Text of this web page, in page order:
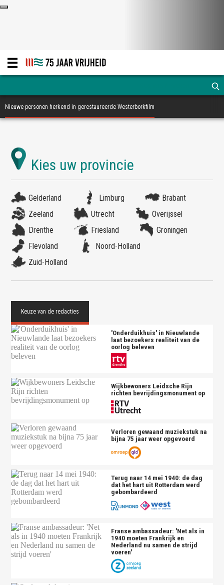
Nieuwe personen herkend in gerestaureerde Westerborkfilm
Gelderland Limburg
Brabant
Zeeland
Utrecht
Overijssel
Drenthe
Friesland
Groningen
Flevoland
Noord-Holland
Zuid-Holland
'Onderduikhuis' in Nieuwlande
laat bezoekers realiteit van de
oorlog beleven
Wijkbewoners Leidsche Rijn
richten bevrijdingsmonument op
Verloren gewaand muziekstuk na
bijna 75 jaar weer opgevoerd
Terug naar 14 mei 1940: de dag
dat het hart uit Rotterdam werd
gebombardeerd
Franse ambassadeur: 'Net als in
1940 moeten Frankrijk en
Nederland nu samen de strijd
voeren'